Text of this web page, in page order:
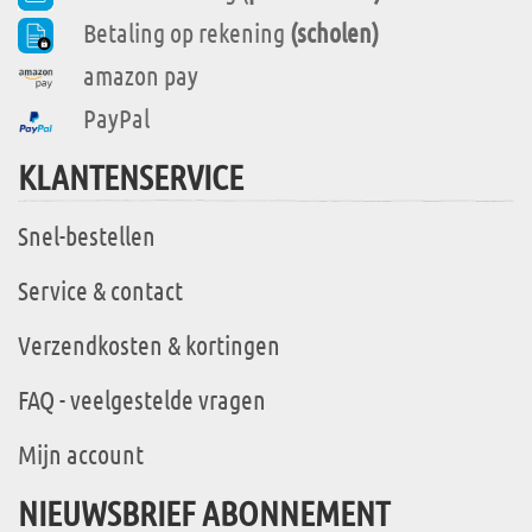
Betaling op rekening (scholen)
amazon pay
PayPal
KLANTENSERVICE
Snel-bestellen
Service & contact
Verzendkosten & kortingen
FAQ - veelgestelde vragen
Mijn account
NIEUWSBRIEF ABONNEMENT